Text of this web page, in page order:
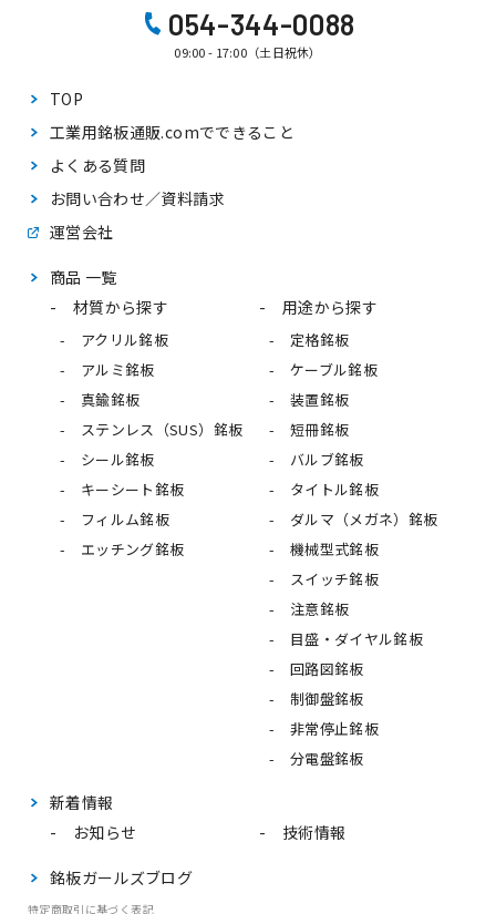
054-344-0088
09:00 - 17:00（土日祝休）
TOP
工業用銘板通販.comでできること
よくある質問
お問い合わせ／資料請求
運営会社
商品 一覧
材質から探す
アクリル銘板
アルミ銘板
真鍮銘板
ステンレス（SUS）銘板
シール銘板
キーシート銘板
フィルム銘板
エッチング銘板
用途から探す
定格銘板
ケーブル銘板
装置銘板
短冊銘板
バルブ銘板
タイトル銘板
ダルマ（メガネ）銘板
機械型式銘板
スイッチ銘板
注意銘板
目盛・ダイヤル銘板
回路図銘板
制御盤銘板
非常停止銘板
分電盤銘板
新着情報
お知らせ
技術情報
銘板ガールズブログ
特定商取引に基づく表記